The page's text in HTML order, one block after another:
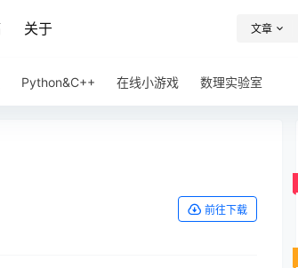
关于 文章
Python&C++ 在线小游戏 数理实验室
前往下载